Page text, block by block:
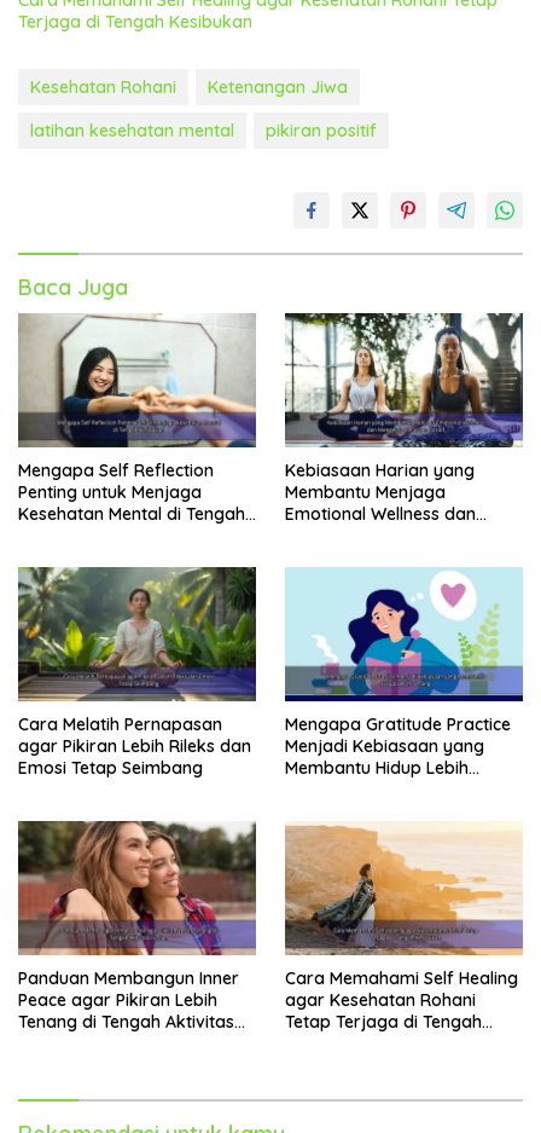
Terjaga di Tengah Kesibukan
Kesehatan Rohani
Ketenangan Jiwa
latihan kesehatan mental
pikiran positif
Baca Juga
Mengapa Self Reflection
Penting untuk Menjaga
Kesehatan Mental di Tengah
Kebiasaan Harian yang
Membantu Menjaga
Emotional Wellness dan
Cara Melatih Pernapasan
agar Pikiran Lebih Rileks dan
Emosi Tetap Seimbang
Mengapa Gratitude Practice
Menjadi Kebiasaan yang
Membantu Hidup Lebih
Panduan Membangun Inner
Peace agar Pikiran Lebih
Tenang di Tengah Aktivitas
Cara Memahami Self Healing
agar Kesehatan Rohani
Tetap Terjaga di Tengah